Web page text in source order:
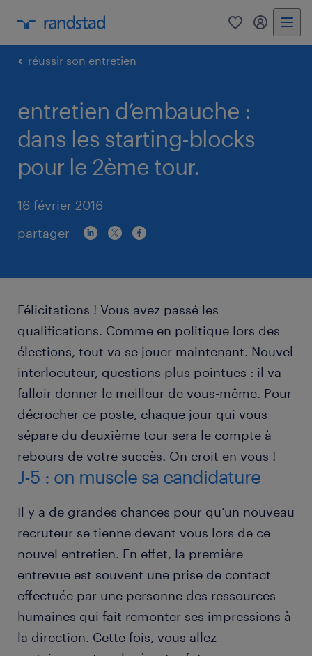
0 mon
réussir son entretien
entretien d’embauche :
dans les starting-blocks
pour le 2ème tour.
16 février 2016
partager
Félicitations ! Vous avez passé les
qualifications. Comme en politique lors des
élections, tout va se jouer maintenant. Nouvel
interlocuteur, questions plus pointues : il va
falloir donner le meilleur de vous-même. Pour
décrocher ce poste, chaque jour qui vous
sépare du deuxième tour sera le compte à
rebours de votre succès. On croit en vous !
J-5 : on muscle sa candidature
Il y a de grandes chances pour qu’un nouveau
recruteur se tienne devant vous lors de ce
nouvel entretien. En effet, la première
entrevue est souvent une prise de contact
effectuée par une personne des ressources
humaines qui fait remonter ses impressions à
la direction. Cette fois, vous allez